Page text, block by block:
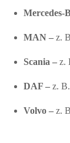
Mercedes-
MAN – z.
Scania – z.
DAF – z.
Volvo – z.